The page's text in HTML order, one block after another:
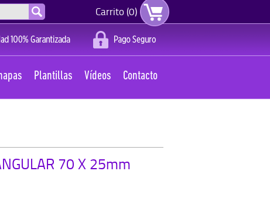
Carrito (0)
Plantillas Vídeos Contacto
70 X 25mm